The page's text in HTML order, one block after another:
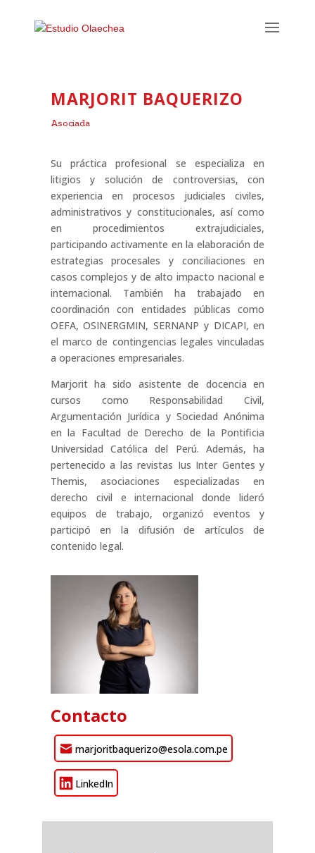
MARJORIT BAQUERIZO
Asociada
Su práctica profesional se especializa en
litigios y solución de controversias, con
experiencia en procesos judiciales civiles,
administrativos y constitucionales, así como
en procedimientos extrajudiciales,
participando activamente en la elaboración de
estrategias procesales y conciliaciones en
casos complejos y de alto impacto nacional e
internacional. También ha trabajado en
coordinación con entidades públicas como
OEFA, OSINERGMIN, SERNANP y DICAPI, en
el marco de contingencias legales vinculadas
a operaciones empresariales.
Marjorit ha sido asistente de docencia en
cursos como Responsabilidad Civil,
Argumentación Jurídica y Sociedad Anónima
en la Facultad de Derecho de la Pontificia
Universidad Católica del Perú. Además, ha
pertenecido a las revistas Ius Inter Gentes y
Themis, asociaciones especializadas en
derecho civil e internacional donde lideró
equipos de trabajo, organizó eventos y
participó en la difusión de artículos de
contenido legal.
Contacto
marjoritbaquerizo@esola.com.pe
LinkedIn